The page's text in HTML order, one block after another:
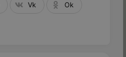
Vk Ok